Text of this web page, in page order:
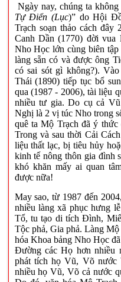
Ngày nay, chúng ta
Tự Điển (Lục)” do Hội
Trạch soạn thảo cách đây
Canh Dần (1770) đời
Nho Học lớn cùng biên
làng sẵn có và được ông
có sai sót gì không?).
Thái (1890) tiếp tục bổ
qua (1987 - 2006), tài liệu
nhiều tư gia. Do cụ cả
Nghị là 2 vị túc Nho trong
quê ta Mộ Trạch đã ý
Trong và sau thời Cải
liệu thất lạc, bị tiêu hủy
kinh tế nông thôn gia đình
khó khăn mấy ai quan
được nữa!
May sao, từ 1987 đến
nhiều làng xã phục hưng
Tổ, tu tạo di tích Đình,
Tộc phả, Gia phả. Làng
hóa Khoa bảng Nho Học
Đường các Họ hơn nhiều
phát tích họ Vũ, Võ nước
nhiều họ Vũ, Võ cả nước